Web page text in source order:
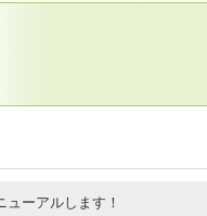
ーアルします！